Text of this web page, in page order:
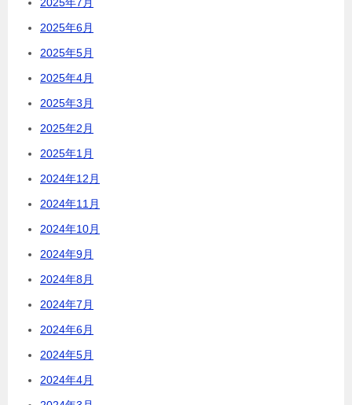
2025年6月
2025年5月
2025年4月
2025年3月
2025年2月
2025年1月
2024年12月
2024年11月
2024年10月
2024年9月
2024年8月
2024年7月
2024年6月
2024年5月
2024年4月